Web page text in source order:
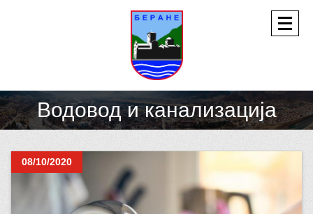
Водовод и канализација
08/10/2020